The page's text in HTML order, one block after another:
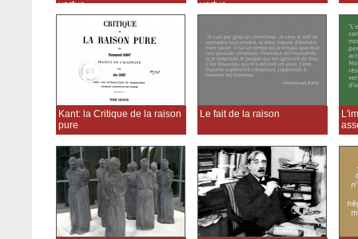
vertus
vertus
Kant: la Critique de la raison
pure
Le fait de la raison